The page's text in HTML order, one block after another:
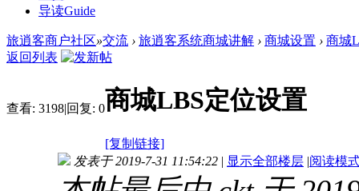
导读Guide
旅逍客商户社区»交流 › 旅逍客系统商城讲解 › 商城设置 › 商城
返回列表
查看: 3198|回复: 0商城LBS定位设置
[复制链接]
发表于 2019-7-31 11:54:22 | 显示全部楼层 |阅读模